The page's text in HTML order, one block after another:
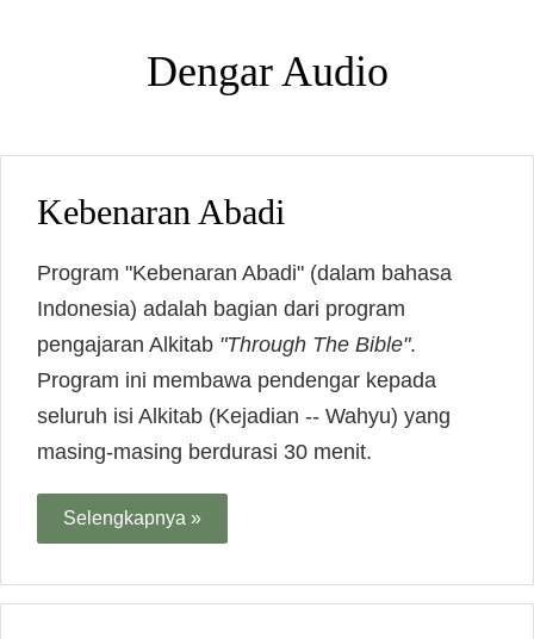
Dengar Audio
Kebenaran Abadi
Program "Kebenaran Abadi" (dalam bahasa
Indonesia) adalah bagian dari program
pengajaran Alkitab "Through The Bible".
Program ini membawa pendengar kepada
seluruh isi Alkitab (Kejadian -- Wahyu) yang
masing-masing berdurasi 30 menit.
Selengkapnya »